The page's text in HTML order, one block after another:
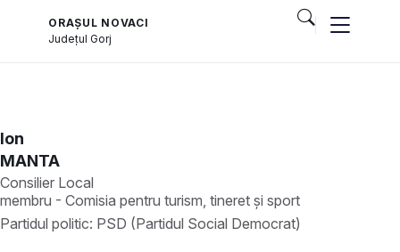
ORAȘUL NOVACI
JudețulGorj
Ion
MANTA
Consilier Local
membru - Comisia pentru turism, tineret și sport
Partidul politic: PSD (Partidul Social Democrat)